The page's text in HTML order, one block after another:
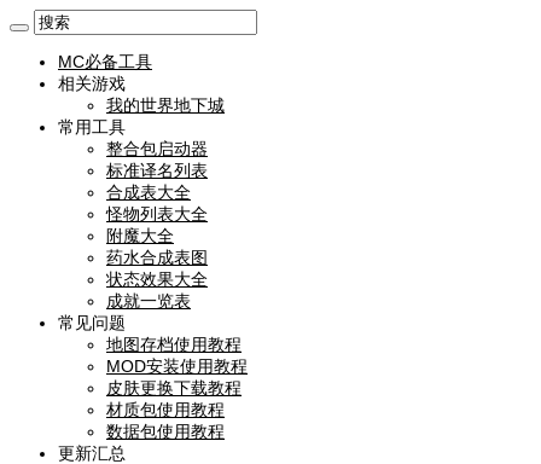
MC必备工具
相关游戏
我的世界地下城
常用工具
整合包启动器
标准译名列表
合成表大全
怪物列表大全
附魔大全
药水合成表图
状态效果大全
成就一览表
常见问题
地图存档使用教程
MOD安装使用教程
皮肤更换下载教程
材质包使用教程
数据包使用教程
更新汇总